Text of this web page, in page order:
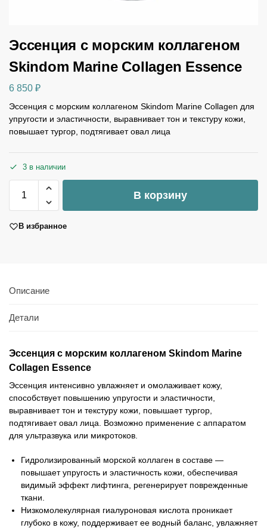
Эссенция с морским коллагеном
Skindom Marine Collagen Essence
6 850 ₽
Эссенция с морским коллагеном Skindom Marine Collagen для
упругости и эластичности, выравнивает тон и текстуру кожи,
повышает тургор, подтягивает овал лица
3 в наличии
В корзину
В избранное
Описание
Детали
Эссенция с морским коллагеном Skindom Marine
Collagen Essence
Эссенция интенсивно увлажняет и омолаживает кожу,
способствует повышению упругости и эластичности,
выравнивает тон и текстуру кожи, повышает тургор,
подтягивает овал лица. Возможно применение с аппаратом
для ультразвука или микротоков.
Гидролизированный морской коллаген в составе —
повышает упругость и эластичность кожи, обеспечивая
видимый эффект лифтинга, регенерирует поврежденные
ткани.
Низкомолекулярная гиалуроновая кислота проникает
глубоко в кожу, поддерживает ее водный баланс, увлажняет